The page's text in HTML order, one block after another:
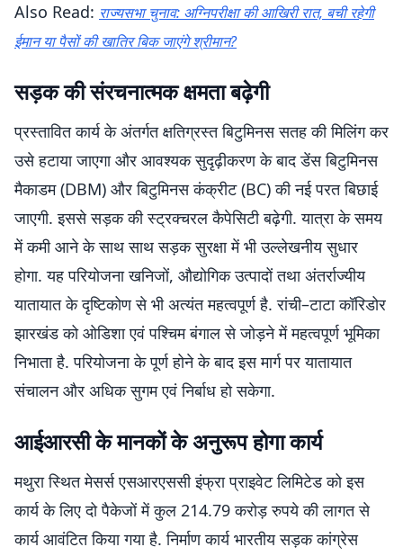
Also Read: राज्यसभा चुनाव: अग्निपरीक्षा की आखिरी रात, बची रहेगी
ईमान या पैसों की खातिर बिक जाएंगे श्रीमान?
सड़क की संरचनात्मक क्षमता बढ़ेगी
प्रस्तावित कार्य के अंतर्गत क्षतिग्रस्त बिटुमिनस सतह की मिलिंग कर
उसे हटाया जाएगा और आवश्यक सुदृढ़ीकरण के बाद डेंस बिटुमिनस
मैकाडम (DBM) और बिटुमिनस कंक्रीट (BC) की नई परत बिछाई
जाएगी. इससे सड़क की स्ट्रक्चरल कैपेसिटी बढ़ेगी. यात्रा के समय
में कमी आने के साथ साथ सड़क सुरक्षा में भी उल्लेखनीय सुधार
होगा. यह परियोजना खनिजों, औद्योगिक उत्पादों तथा अंतर्राज्यीय
यातायात के दृष्टिकोण से भी अत्यंत महत्वपूर्ण है. रांची–टाटा कॉरिडोर
झारखंड को ओडिशा एवं पश्चिम बंगाल से जोड़ने में महत्वपूर्ण भूमिका
निभाता है. परियोजना के पूर्ण होने के बाद इस मार्ग पर यातायात
संचालन और अधिक सुगम एवं निर्बाध हो सकेगा.
आईआरसी के मानकों के अनुरूप होगा कार्य
मथुरा स्थित मेसर्स एसआरएससी इंफ्रा प्राइवेट लिमिटेड को इस
कार्य के लिए दो पैकेजों में कुल 214.79 करोड़ रुपये की लागत से
कार्य आवंटित किया गया है. निर्माण कार्य भारतीय सड़क कांग्रेस